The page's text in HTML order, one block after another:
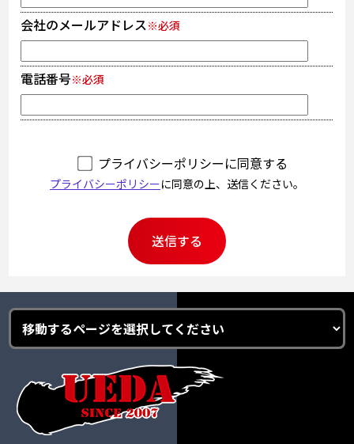
会社のメールアドレス※必須
電話番号※必須
プライバシーポリシーに同意する
プライバシーポリシーに同意の上、送信ください。